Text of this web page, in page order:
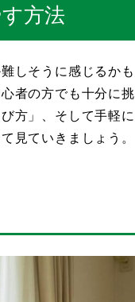
方法
しそうに感じるかも
者の方でも十分に挑
方」、そして手軽に
見ていきましょう。